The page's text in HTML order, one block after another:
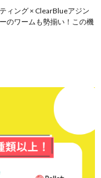
ィング × ClearBlueアジン
のワームも勢揃い！この機